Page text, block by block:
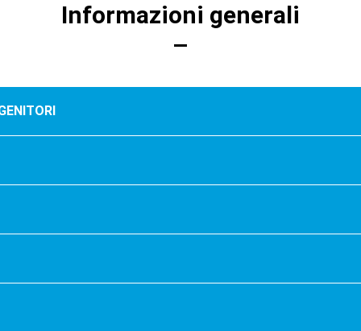
Informazioni generali
nel settore della
un testo campione.
Elternabende, Zeugnisverteilung, Ausflüge und